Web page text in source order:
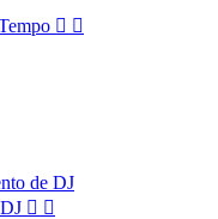
 
de DJ
 